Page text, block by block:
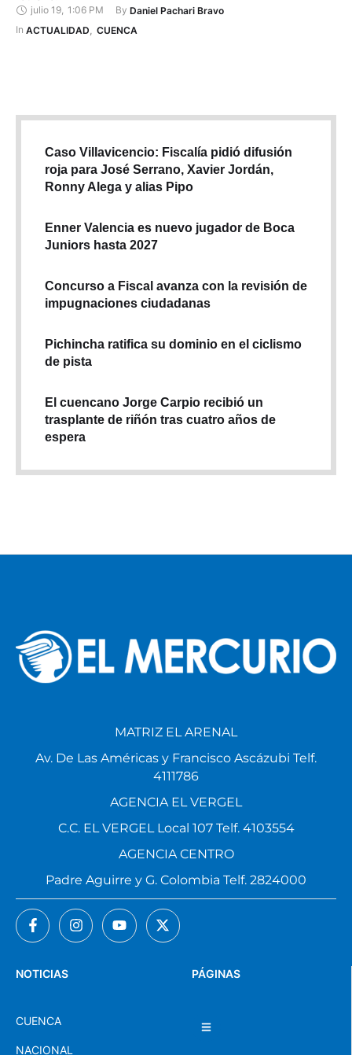
julio 19, 1:06 PM By Daniel Pachari Bravo
In ACTUALIDAD CUENCA
Caso Villavicencio: Fiscalía pidió difusión
roja para José Serrano, Xavier Jordán,
Ronny Alega y alias Pipo
Enner Valencia es nuevo jugador de Boca
Juniors hasta 2027
Concurso a Fiscal avanza con la revisión de
impugnaciones ciudadanas
Pichincha ratifica su dominio en el ciclismo
de pista
El cuencano Jorge Carpio recibió un
trasplante de riñón tras cuatro años de
espera
PÁGINAS
NOTICIAS
CUENCA
NACIONAL
MATRIZ EL ARENAL
Av. De Las Américas y Francisco Ascázubi Telf.
4111786
AGENCIA EL VERGEL
C.C. EL VERGEL Local 107 Telf. 4103554
AGENCIA CENTRO
Padre Aguirre y G. Colombia Telf. 2824000